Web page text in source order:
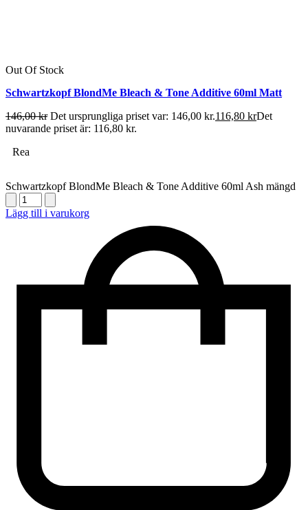
Out Of Stock
Schwartzkopf BlondMe Bleach & Tone Additive 60ml Matt
146,00kr Det ursprungliga priset var: 146,00 kr.116,80 krDet
nuvarande priset är: 116,80 kr.
Rea
Schwartzkopf BlondMe Bleach & Tone Additive 60ml Ash mängd
Lägg till i varukorg